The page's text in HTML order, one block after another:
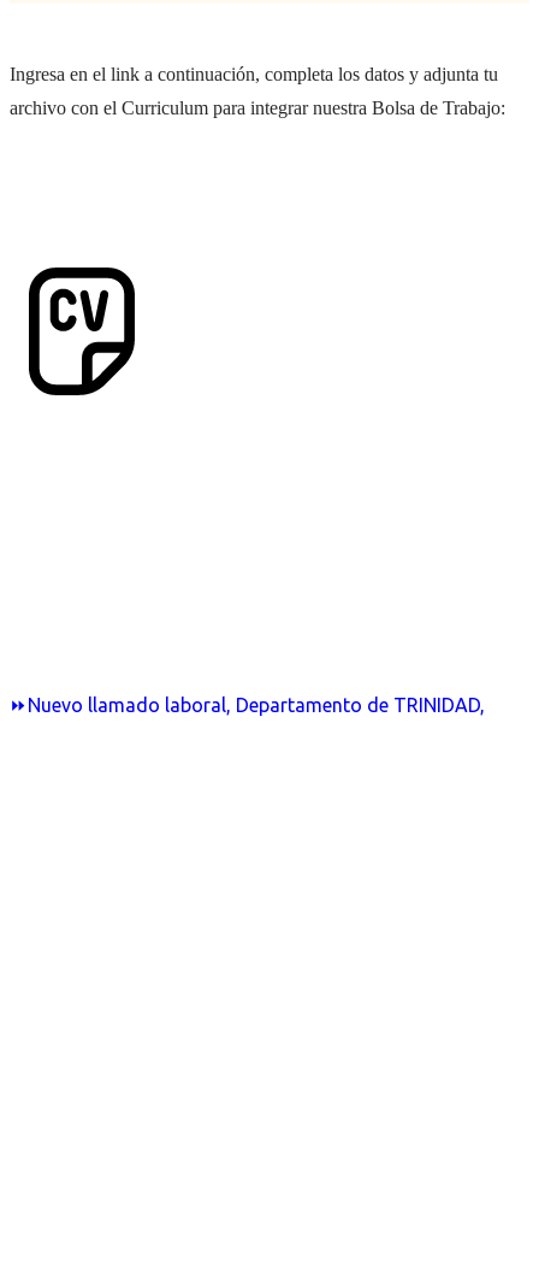
⏩Nuevo llamado laboral, Departamento de TRINIDAD,
Ingresa en el link a continuación, completa los datos y adjunta tu
archivo con el Curriculum para integrar nuestra Bolsa de Trabajo: